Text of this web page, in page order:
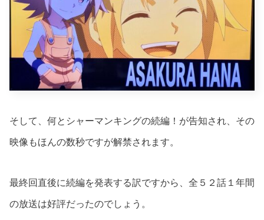
そして、何とシャーマンキングの続編！が告知され、その
映像もほんの数秒ですが解禁されます。
最終回直後に続編を発表する訳ですから、全５２話１年間
の放送は好評だったのでしょう。